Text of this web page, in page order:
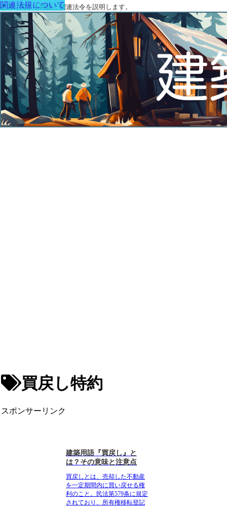
建築に関する用語と関連法令を説明します。
買戻し特約
スポンサーリンク
関連法規について
建築用語『買戻し』と
は？その意味と注意点
買戻しとは、売却した不動産
を一定期間内に買い戻せる権
利のこと。
民法第579条に規定
されており、所有権移転登記